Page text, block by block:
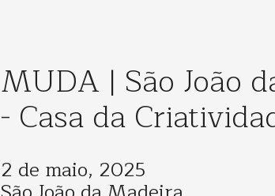
MUDA | São João
- Casa da
2 de maio, 2025